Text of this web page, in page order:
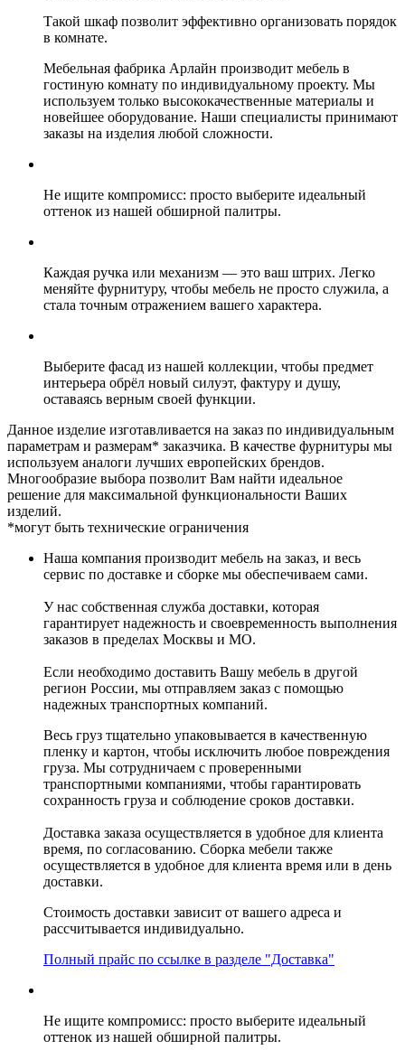
Такой шкаф позволит эффективно организовать порядок
в комнате.
Мебельная фабрика Арлайн производит мебель в
гостиную комнату по индивидуальному проекту. Мы
используем только высококачественные материалы и
новейшее оборудование. Наши специалисты принимают
заказы на изделия любой сложности.
Не ищите компромисс: просто выберите идеальный
оттенок из нашей обширной палитры.
Каждая ручка или механизм — это ваш штрих. Легко
меняйте фурнитуру, чтобы мебель не просто служила, а
стала точным отражением вашего характера.
Выберите фасад из нашей коллекции, чтобы предмет
интерьера обрёл новый силуэт, фактуру и душу,
оставаясь верным своей функции.
Данное изделие изготавливается на заказ по индивидуальным
параметрам и размерам* заказчика. В качестве фурнитуры мы
используем аналоги лучших европейских брендов.
Многообразие выбора позволит Вам найти идеальное
решение для максимальной функциональности Ваших
изделий.
*могут быть технические ограничения
Наша компания производит мебель на заказ, и весь
сервис по доставке и сборке мы обеспечиваем сами.
У нас собственная служба доставки, которая
гарантирует надежность и своевременность выполнения
заказов в пределах Москвы и МО.
Если необходимо доставить Вашу мебель в другой
регион России, мы отправляем заказ с помощью
надежных транспортных компаний.
Весь груз тщательно упаковывается в качественную
пленку и картон, чтобы исключить любое повреждения
груза. Мы сотрудничаем с проверенными
транспортными компаниями, чтобы гарантировать
сохранность груза и соблюдение сроков доставки.
Доставка заказа осуществляется в удобное для клиента
время, по согласованию. Сборка мебели также
осуществляется в удобное для клиента время или в день
доставки.
Стоимость доставки зависит от вашего адреса и
рассчитывается индивидуально.
Полный прайс по ссылке в разделе "Доставка"
Не ищите компромисс: просто выберите идеальный
оттенок из нашей обширной палитры.